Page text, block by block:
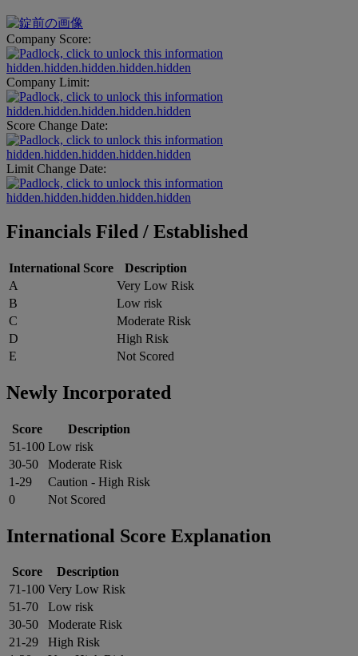
Company Score:
hidden.hidden.hidden.hidden.hidden
Company Limit:
hidden.hidden.hidden.hidden.hidden
Score Change Date:
hidden.hidden.hidden.hidden.hidden
Limit Change Date:
hidden.hidden.hidden.hidden.hidden
Financials Filed / Established
International Score
Description
A
Very Low Risk
B
Low risk
C
Moderate Risk
D
High Risk
E
Not Scored
Newly Incorporated
Score
Description
51-100 Low risk
30-50
Moderate Risk
1-29
Caution - High Risk
0
Not Scored
International Score Explanation
Score
Description
71-100 Very Low Risk
51-70
Low risk
30-50
Moderate Risk
21-29
High Risk